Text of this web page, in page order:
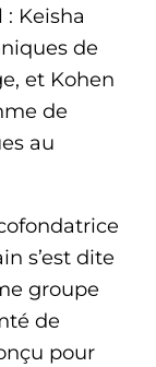
Keisha
de
et Kohen
de
au
s’est dite
groupe
de
pour